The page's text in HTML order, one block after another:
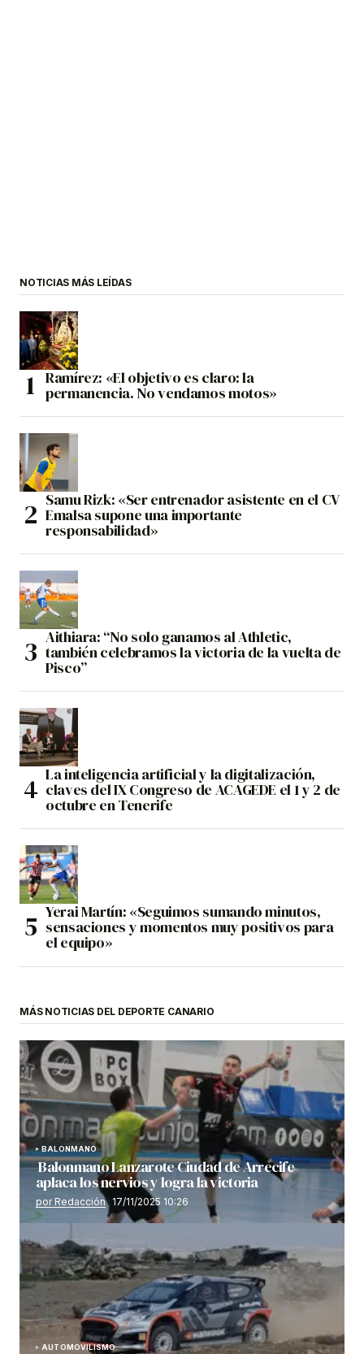
NOTICIAS MÁS LEÍDAS
Ramírez: «El objetivo es claro: la
permanencia. No vendamos motos»
Samu Rizk: «Ser entrenador asistente en el CV
Emalsa supone una importante
responsabilidad»
Aithiara: “No solo ganamos al Athletic,
también celebramos la victoria de la vuelta de
Pisco”
La inteligencia artificial y la digitalización,
claves del IX Congreso de ACAGEDE el 1 y 2 de
octubre en Tenerife
Yerai Martín: «Seguimos sumando minutos,
sensaciones y momentos muy positivos para
el equipo»
MÁS NOTICIAS DEL DEPORTE CANARIO
BALONMANO
Balonmano Lanzarote Ciudad de Arrecife
aplaca los nervios y logra la victoria
por Redacción 17/11/2025 10:26
AUTOMOVILISMO